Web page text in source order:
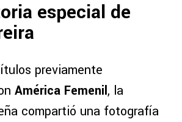
especial de
previamente
América Femenil, la
compartió una fotografía